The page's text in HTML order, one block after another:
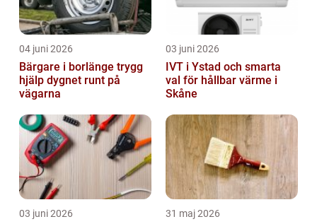
04 juni 2026
Bärgare i borlänge trygg
hjälp dygnet runt på
vägarna
03 juni 2026
IVT i Ystad och smarta
val för hållbar värme i
Skåne
03 juni 2026 31 maj 2026